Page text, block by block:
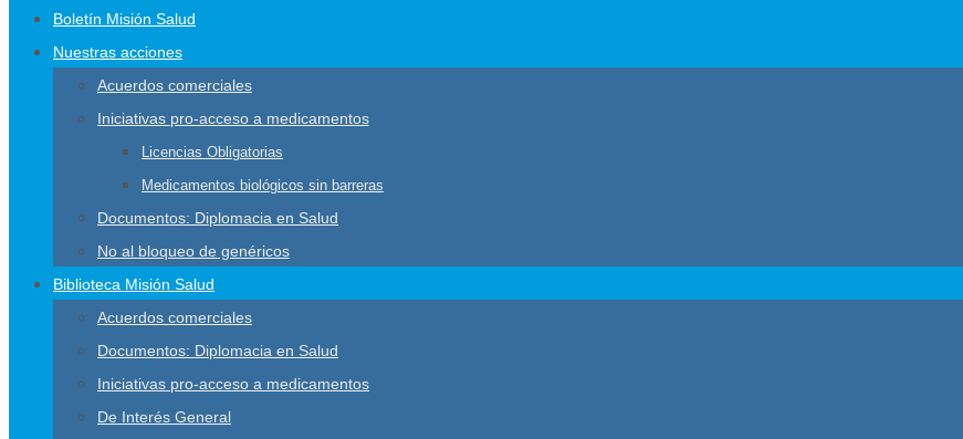
Boletín Misión Salud
Nuestras acciones
Acuerdos comerciales
Iniciativas pro-acceso a medicamentos
Licencias Obligatorias
Medicamentos biológicos sin barreras
Documentos: Diplomacia en Salud
No al bloqueo de genéricos
Biblioteca Misión Salud
Acuerdos comerciales
Documentos: Diplomacia en Salud
Iniciativas pro-acceso a medicamentos
De Interés General